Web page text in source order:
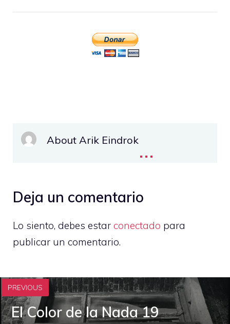
About Arik Eindrok...
Deja un comentario
Lo siento, debes estar conectado para
publicar un comentario.
PREVIOUS
El Color de la Nada 19